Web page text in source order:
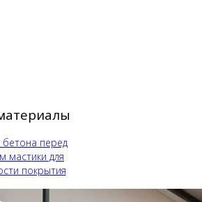
перед
мастики для
покрытия